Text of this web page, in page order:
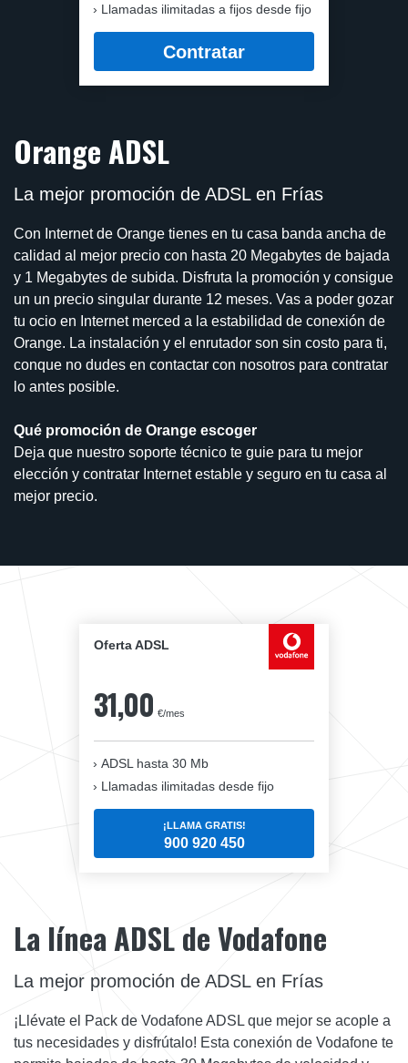
Llamadas ilimitadas a fijos desde fijo
Contratar
Orange ADSL
La mejor promoción de ADSL en Frías
Con Internet de Orange tienes en tu casa banda ancha de
calidad al mejor precio con hasta 20 Megabytes de bajada
y 1 Megabytes de subida. Disfruta la promoción y consigue
un un precio singular durante 12 meses. Vas a poder gozar
tu ocio en Internet merced a la estabilidad de conexión de
Orange. La instalación y el enrutador son sin costo para ti,
conque no dudes en contactar con nosotros para contratar
lo antes posible.
Qué promoción de Orange escoger
Deja que nuestro soporte técnico te guie para tu mejor
elección y contratar Internet estable y seguro en tu casa al
mejor precio.
Oferta ADSL
31,00 €/mes
ADSL hasta 30 Mb
Llamadas ilimitadas desde fijo
¡LLAMA GRATIS!
900 920 450
La línea ADSL de Vodafone
La mejor promoción de ADSL en Frías
¡Llévate el Pack de Vodafone ADSL que mejor se acople a
tus necesidades y disfrútalo! Esta conexión de Vodafone te